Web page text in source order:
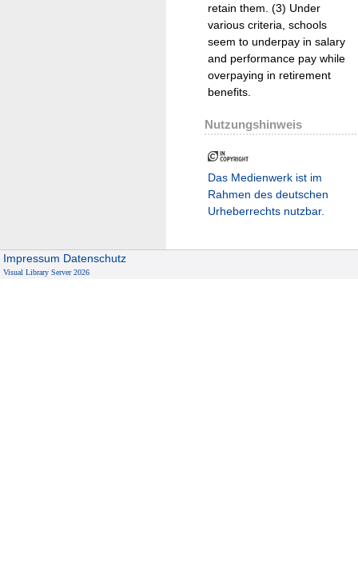
retain them. (3) Under
various criteria, schools
seem to underpay in salary
and performance pay while
overpaying in retirement
benefits.
Nutzungshinweis
Das Medienwerk ist im
Rahmen des deutschen
Urheberrechts nutzbar.
Impressum Datenschutz
Visual Library Server 2026